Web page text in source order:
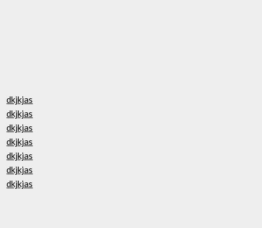
dkjkjas
dkjkjas
dkjkjas
dkjkjas
dkjkjas
dkjkjas
dkjkjas